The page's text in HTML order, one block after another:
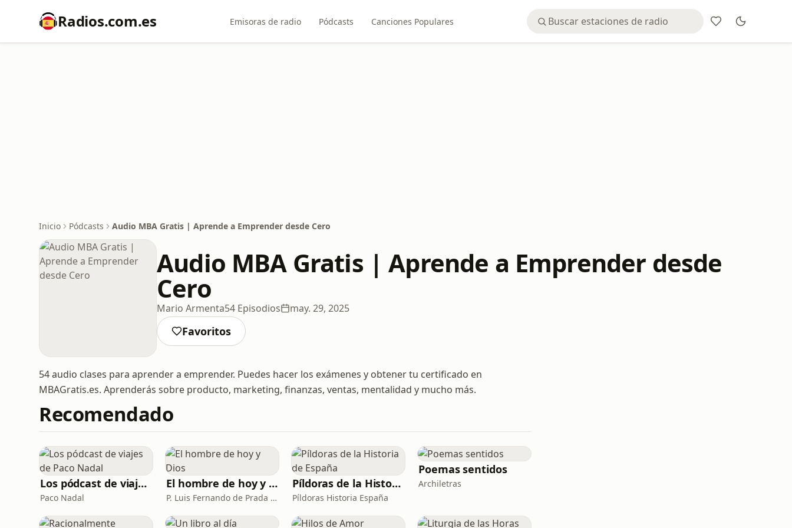
Radios.com.es Emisoras de radio Pódcasts Canciones Populares
Inicio Pódcasts Audio MBA Gratis | Aprende a Emprender desde Cero
Audio MBA Gratis | Aprende a Emprender desde
Cero
Mario Armenta54 Episodios may. 29, 2025
Favoritos
54 audio clases para aprender a emprender. Puedes hacer los exámenes y obtener tu certificado en
MBAGratis.es. Aprenderás sobre producto, marketing, finanzas, ventas, mentalidad y mucho más.
Recomendado
Los pódcast de viajes de Paco Nadal
Paco Nadal
El hombre de hoy y Dios
P. Luis Fernando de Prada - Radio María ESP
Píldoras de la Historia de España
Píldoras Historia España
Poemas sentidos
Archiletras